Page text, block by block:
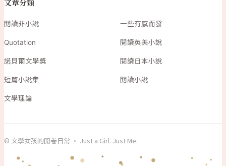
文章分類
閱讀非小說 一些有感而發
Quotation 閱讀英美小說
諾貝爾文學獎 閱讀日本小說
短篇小說集 閱讀小說
文學理論
© 文學女孩的開卷日常 · Just a Girl. Just Me.